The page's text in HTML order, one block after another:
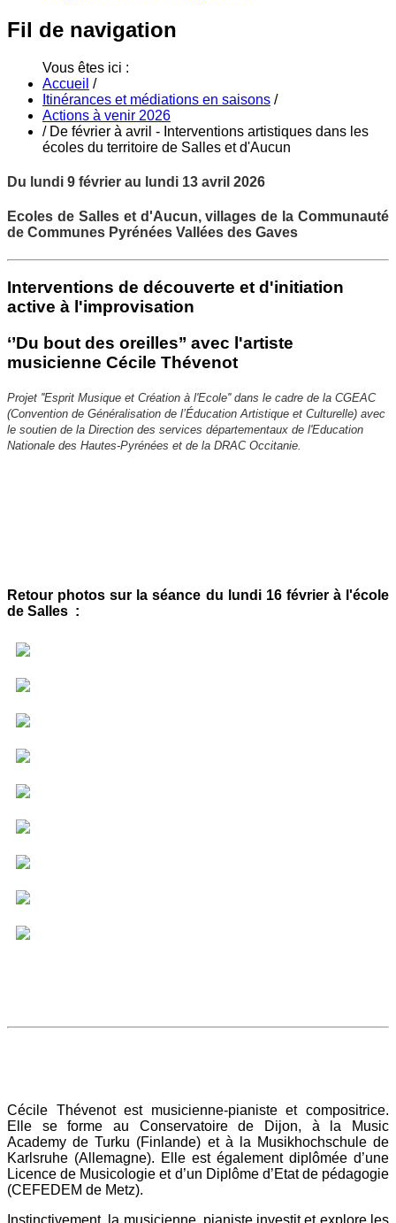
Fil de navigation
Vous êtes ici :
Accueil /
Itinérances et médiations en saisons /
Actions à venir 2026
/ De février à avril - Interventions artistiques dans les
écoles du territoire de Salles et d'Aucun
Du lundi 9 février au lundi 13 avril 2026
Ecoles de Salles et d'Aucun, villages de la Communauté
de Communes Pyrénées Vallées des Gaves
Interventions de découverte et d'initiation
active à l'improvisation
‘’Du bout des oreilles’’ avec l'artiste
musicienne Cécile Thévenot
Projet ''Esprit Musique et Création à l'Ecole'' dans le cadre de la CGEAC
(Convention de Généralisation de l’Éducation Artistique et Culturelle) avec
le soutien de la Direction des services départementaux de l'Education
Nationale des Hautes-Pyrénées et de la DRAC Occitanie.
Retour photos sur la séance du lundi 16 février à l'école
de Salles :
Cécile Thévenot est musicienne-pianiste et compositrice.
Elle se forme au Conservatoire de Dijon, à la Music
Academy de Turku (Finlande) et à la Musikhochschule de
Karlsruhe (Allemagne). Elle est également diplômée d’une
Licence de Musicologie et d’un Diplôme d’Etat de pédagogie
(CEFEDEM de Metz).
Instinctivement, la musicienne, pianiste investit et explore les